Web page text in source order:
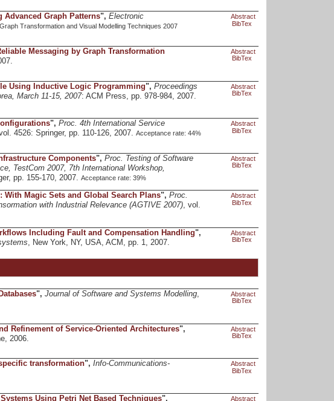
Advanced Graph Patterns", Electronic
Abstract
Transformation and Visual Modelling Techniques 2007
BibTex
Messaging by Graph Transformation
Abstract
BibTex
Using Inductive Logic Programming", Proceedings
March 11-15, 2007: ACM Press, pp. 978-984, 2007.
Abstract
BibTex
", Proc. 4th International Service
4526: Springer, pp. 110-126, 2007.
Abstract
Acceptance rate: 44%
BibTex
Components", Proc. Testing of Software
TestCom 2007, 7th International Workshop,
pp. 155-170, 2007.
Abstract
Acceptance rate: 39%
BibTex
With Magic Sets and Global Search Plans", Proc.
with Industrial Relevance (AGTIVE 2007), vol.
Abstract
BibTex
Including Fault and Compensation Handling",
, New York, NY, USA, ACM, pp. 1, 2007.
Abstract
BibTex
", Journal of Software and Systems Modelling,
Abstract
BibTex
Refinement of Service-Oriented Architectures",
2006.
Abstract
BibTex
transformation", Info-Communications-
Abstract
BibTex
Using Petri Net Based Techniques", Abstract